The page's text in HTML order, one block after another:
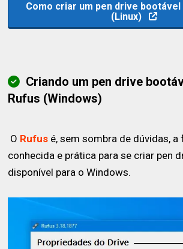
Como criar um pen drive bootável
(Linux)
Criando um pen drive
Rufus (Windows)
O Rufus é, sem sombra de dúvidas,
conhecida e prática para se criar pen
disponível para o Windows.